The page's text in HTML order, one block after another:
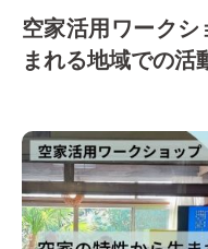
空家活用ワークシ
まれる地域での活